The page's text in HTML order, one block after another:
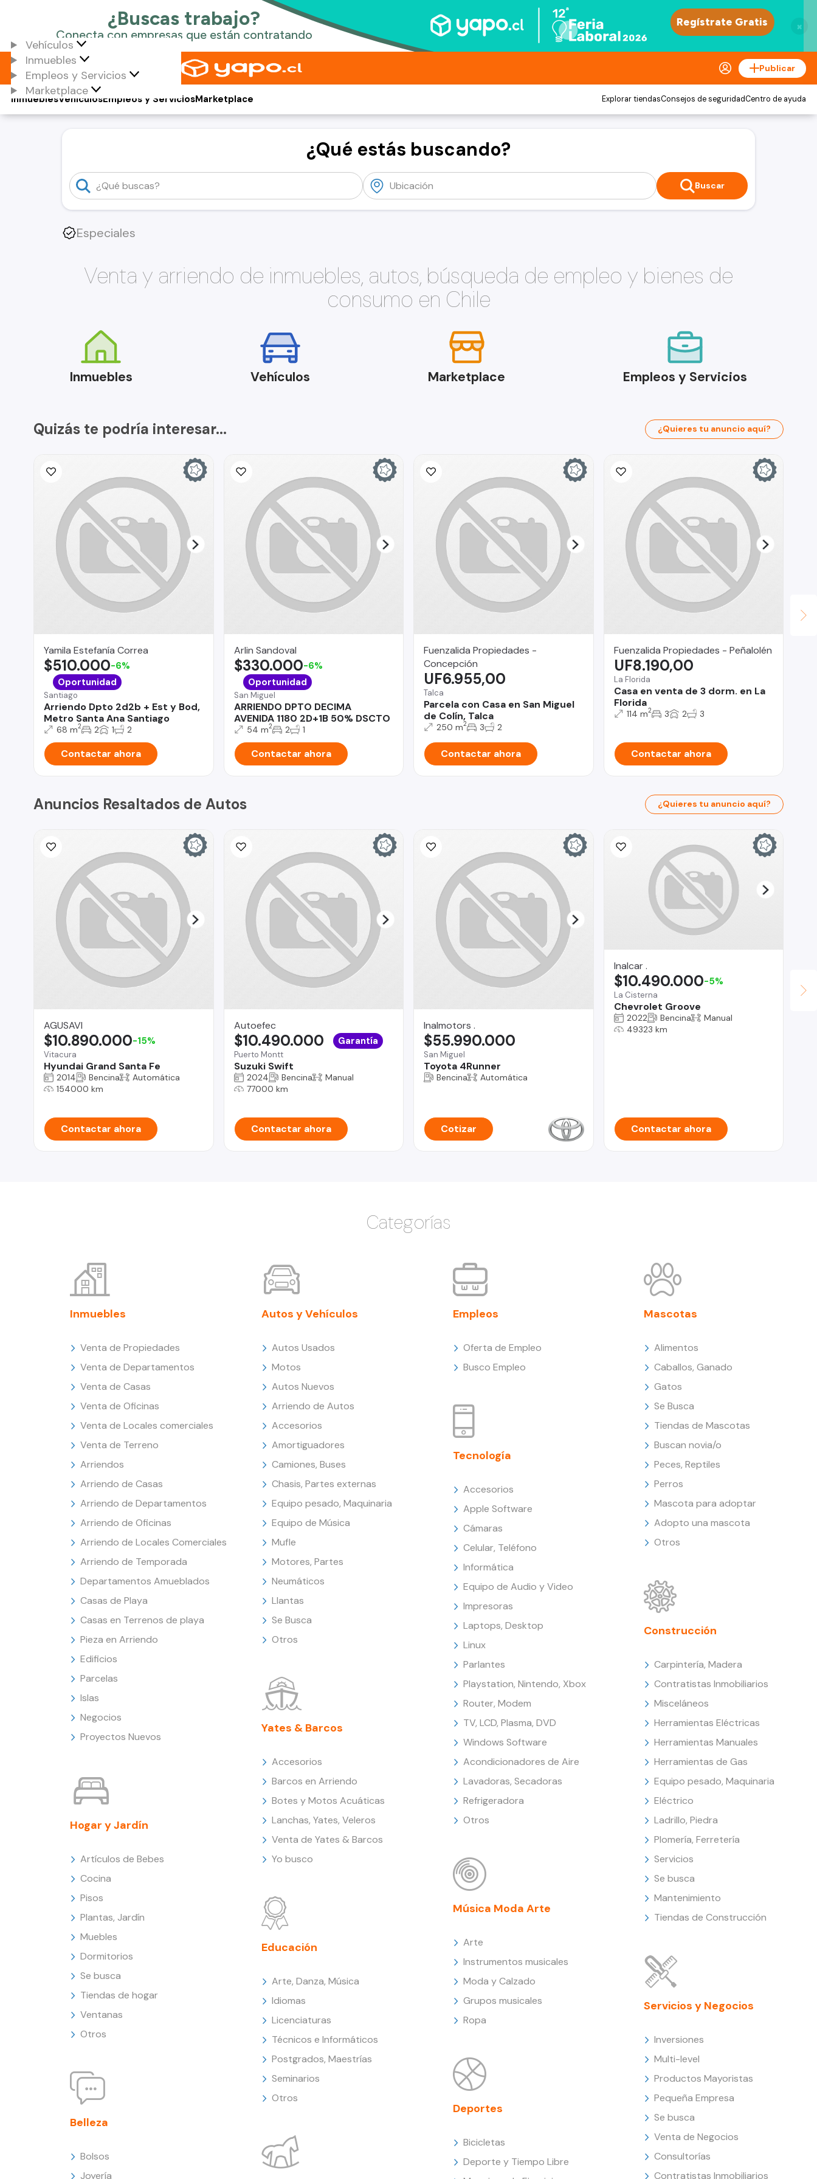
×
Vehículos
Inmuebles
Empleos y Servicios
Marketplace
Publicar
Vehículos
Inmuebles Empleos y ServiciosMarketplace Explorar tiendasConsejos de seguridadCentro de ayuda
¿Qué estás buscando?
Buscar
Especiales
Venta y arriendo de inmuebles, autos, búsqueda de empleo y bienes de
consumo en Chile
Inmuebles Vehículos Marketplace Empleos y Servicios
Quizás te podría interesar... ¿Quieres tu anuncio aquí?
Yamila Estefanía Correa
Santiago
Arriendo Dpto 2d2b + Est y Bod,
Metro Santa Ana Santiago
$510.000-6%
Oportunidad
68 m2 2 1 2
Contactar ahora
Arlin Sandoval
San Miguel
ARRIENDO DPTO DECIMA
AVENIDA 1180 2D+1B 50% DSCTO
$330.000-6%
Oportunidad
54 m2 2 1
Contactar ahora
Fuenzalida Propiedades -
Concepción
Talca
Parcela con Casa en San Miguel
de Colín, Talca
UF6.955,00
250 m2 3 2
Contactar ahora
Fuenzalida Propiedades - Peñalolén
La Florida
Casa en venta de 3 dorm. en La
Florida
UF8.190,00
114 m2 3 2 3
Contactar ahora
Anuncios Resaltados de Autos ¿Quieres tu anuncio aquí?
AGUSAVI
Vitacura
Hyundai Grand Santa Fe
$10.890.000-15%
2014 Bencina
Automática
154000 km
Contactar ahora
Autoefec
Puerto Montt
Suzuki Swift
$10.490.000 Garantía
2024 Bencina
Manual
77000 km
Contactar ahora
Inalmotors .
San Miguel
Toyota 4Runner
$55.990.000
Bencina Automática
Cotizar
Inalcar .
La Cisterna
Chevrolet Groove
$10.490.000-5%
2022 Bencina
Manual
49323 km
Contactar ahora
Categorías
Inmuebles
Venta de Propiedades
Venta de Departamentos
Venta de Casas
Venta de Oficinas
Venta de Locales comerciales
Venta de Terreno
Arriendos
Arriendo de Casas
Arriendo de Departamentos
Arriendo de Oficinas
Arriendo de Locales Comerciales
Arriendo de Temporada
Departamentos Amueblados
Casas de Playa
Casas en Terrenos de playa
Pieza en Arriendo
Edificios
Parcelas
Islas
Negocios
Proyectos Nuevos
Hogar y Jardín
Artículos de Bebes
Cocina
Pisos
Plantas, Jardín
Muebles
Dormitorios
Se busca
Tiendas de hogar
Ventanas
Otros
Belleza
Bolsos
Joyería
Autos y Vehículos
Autos Usados
Motos
Autos Nuevos
Arriendo de Autos
Accesorios
Amortiguadores
Camiones, Buses
Chasis, Partes externas
Equipo pesado, Maquinaria
Equipo de Música
Mufle
Motores, Partes
Neumáticos
Llantas
Se Busca
Otros
Yates & Barcos
Accesorios
Barcos en Arriendo
Botes y Motos Acuáticas
Lanchas, Yates, Veleros
Venta de Yates & Barcos
Yo busco
Educación
Arte, Danza, Música
Idiomas
Licenciaturas
Técnicos e Informáticos
Postgrados, Maestrías
Seminarios
Otros
Empleos
Oferta de Empleo
Busco Empleo
Tecnología
Accesorios
Apple Software
Cámaras
Celular, Teléfono
Informática
Equipo de Audio y Video
Impresoras
Laptops, Desktop
Linux
Parlantes
Playstation, Nintendo, Xbox
Router, Modem
TV, LCD, Plasma, DVD
Windows Software
Acondicionadores de Aire
Lavadoras, Secadoras
Refrigeradora
Otros
Música Moda Arte
Arte
Instrumentos musicales
Moda y Calzado
Grupos musicales
Ropa
Deportes
Bicicletas
Deporte y Tiempo Libre
Mascotas
Alimentos
Caballos, Ganado
Gatos
Se Busca
Tiendas de Mascotas
Buscan novia/o
Peces, Reptiles
Perros
Mascota para adoptar
Adopto una mascota
Otros
Construcción
Carpintería, Madera
Contratistas Inmobiliarios
Misceláneos
Herramientas Eléctricas
Herramientas Manuales
Herramientas de Gas
Equipo pesado, Maquinaria
Eléctrico
Ladrillo, Piedra
Plomería, Ferretería
Servicios
Se busca
Mantenimiento
Tiendas de Construcción
Servicios y Negocios
Inversiones
Multi-level
Productos Mayoristas
Pequeña Empresa
Se busca
Venta de Negocios
Consultorías
Contratistas Inmobiliarios